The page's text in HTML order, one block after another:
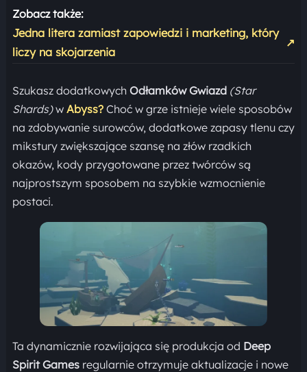
Zobacz także:
Jedna litera zamiast zapowiedzi i marketing, który
liczy na skojarzenia
↗
Szukasz dodatkowych Odłamków Gwiazd (Star
Shards)w Abyss?Choć w grze istnieje wiele sposobów
na zdobywanie surowców, dodatkowe zapasy tlenu czy
mikstury zwiększające szansę na złów rzadkich
okazów, kody przygotowane przez twórców są
najprostszym sposobem na szybkie wzmocnienie
postaci.
Ta dynamicznie rozwijająca się produkcja od Deep
Spirit Gamesregularnie otrzymuje aktualizacje i nowe